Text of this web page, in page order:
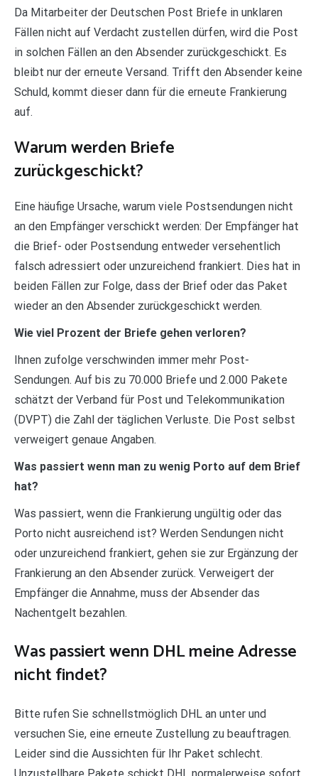
Da Mitarbeiter der Deutschen Post Briefe in unklaren
Fällen nicht auf Verdacht zustellen dürfen, wird die Post
in solchen Fällen an den Absender zurückgeschickt. Es
bleibt nur der erneute Versand. Trifft den Absender keine
Schuld, kommt dieser dann für die erneute Frankierung
auf.
Warum werden Briefe
zurückgeschickt?
Eine häufige Ursache, warum viele Postsendungen nicht
an den Empfänger verschickt werden: Der Empfänger hat
die Brief- oder Postsendung entweder versehentlich
falsch adressiert oder unzureichend frankiert. Dies hat in
beiden Fällen zur Folge, dass der Brief oder das Paket
wieder an den Absender zurückgeschickt werden.
Wie viel Prozent der Briefe gehen verloren?
Ihnen zufolge verschwinden immer mehr Post-
Sendungen. Auf bis zu 70.000 Briefe und 2.000 Pakete
schätzt der Verband für Post und Telekommunikation
(DVPT) die Zahl der täglichen Verluste. Die Post selbst
verweigert genaue Angaben.
Was passiert wenn man zu wenig Porto auf dem Brief
hat?
Was passiert, wenn die Frankierung ungültig oder das
Porto nicht ausreichend ist? Werden Sendungen nicht
oder unzureichend frankiert, gehen sie zur Ergänzung der
Frankierung an den Absender zurück. Verweigert der
Empfänger die Annahme, muss der Absender das
Nachentgelt bezahlen.
Was passiert wenn DHL meine Adresse
nicht findet?
Bitte rufen Sie schnellstmöglich DHL an unter und
versuchen Sie, eine erneute Zustellung zu beauftragen.
Leider sind die Aussichten für Ihr Paket schlecht.